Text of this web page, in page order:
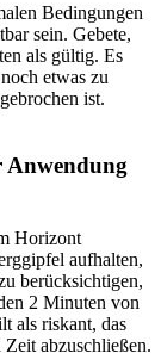
Bedingungen
sein. Gebete,
als gültig. Es
etwas zu
ist.
Anwendung
Horizont
aufhalten,
berücksichtigen,
2 Minuten von
als riskant, das
abzuschließen.